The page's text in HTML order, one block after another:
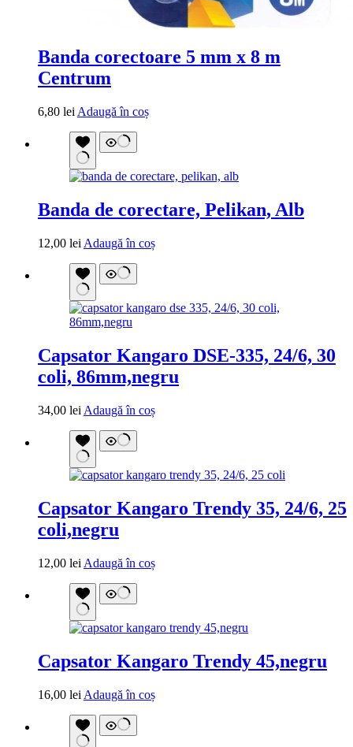
Banda corectoare 5 mm x 8 m
Centrum
6,80 lei Adaugă în coș
Banda de corectare, Pelikan, Alb
12,00 lei Adaugă în coș
Capsator Kangaro DSE-335, 24/6, 30
coli, 86mm,negru
34,00 lei Adaugă în coș
Capsator Kangaro Trendy 35, 24/6, 25
coli,negru
12,00 lei Adaugă în coș
Capsator Kangaro Trendy 45,negru
16,00 lei Adaugă în coș